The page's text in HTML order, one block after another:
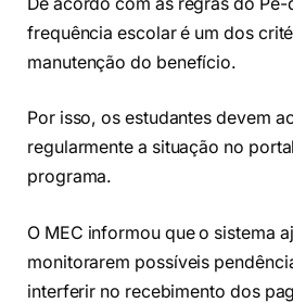
frequência escolar é um dos
manutenção do benefício.
Por isso, os estudantes devem
regularmente a situação no
programa.
O MEC informou que o sistema
monitorarem possíveis
interferir no recebimento dos